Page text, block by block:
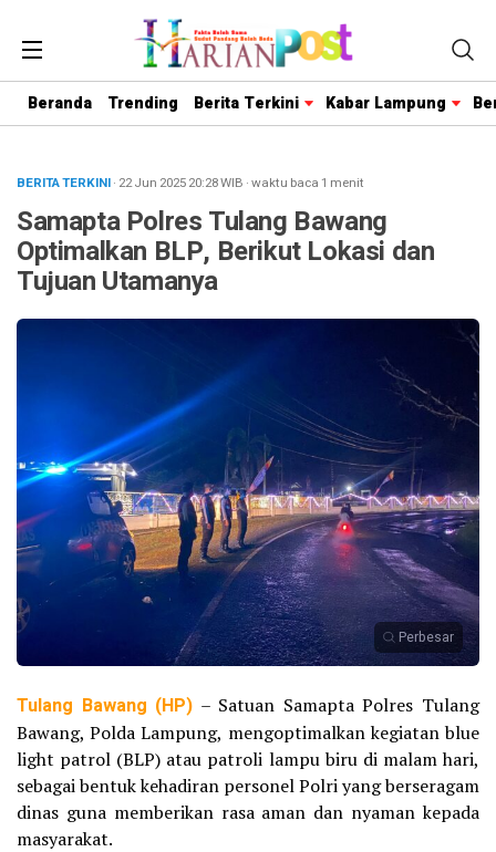
Beranda Trending Berita Terkini Kabar Lampung
BERITA TERKINI· 22 Jun 202520:28WIB ·waktu baca 1 menit
Samapta Polres Tulang Bawang
Optimalkan BLP, Berikut Lokasi dan
Tujuan Utamanya
Perbesar
Tulang Bawang (HP) – Satuan Samapta Polres Tulang
Bawang, Polda Lampung, mengoptimalkan kegiatan blue
light patrol (BLP) atau patroli lampu biru di malam hari,
sebagai bentuk kehadiran personel Polri yang berseragam
dinas guna memberikan rasa aman dan nyaman kepada
masyarakat.